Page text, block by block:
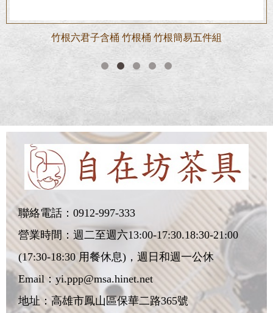
竹根六君子含桶 竹根桶 竹根簡易五件組
聯絡電話： 0912-997-333
營業時間：週二至週六13:00-17:30.18:30-21:00
(17:30-18:30 用餐休息)，週日和週一公休
Email： yi.ppp@msa.hinet.net
地址： 高雄市鳳山區保華二路365號